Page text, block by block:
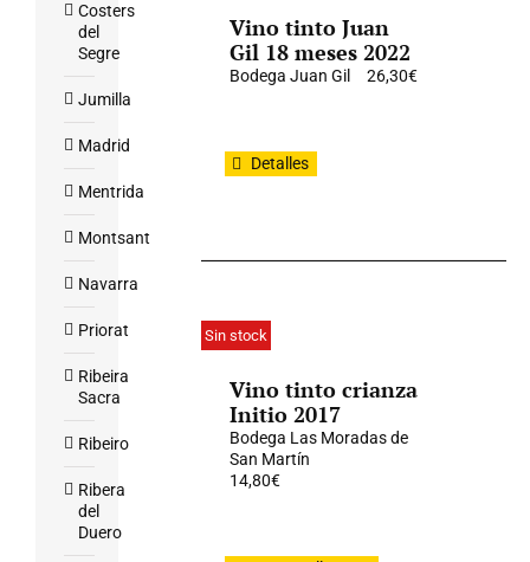
Vino tinto Juan
Gil 18 meses 2022
Bodega Juan Gil 26,30€
Detalles
Sin stock
Vino tinto crianza
Initio 2017
Bodega Las Moradas de
San Martín
14,80€
Costers
del
Segre
Jumilla
Madrid
Mentrida
Montsant
Navarra
Priorat
Ribeira
Sacra
Ribeiro
Ribera
del
Duero